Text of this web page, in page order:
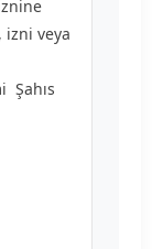
izni veya
Şahıs